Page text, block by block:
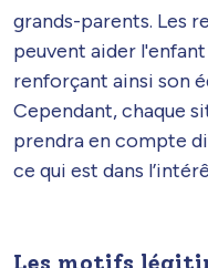
grands-parents. Les
peuvent aider
renforçant ainsi son
Cependant, chaque
prendra en compte
ce qui est dans
Les motifs